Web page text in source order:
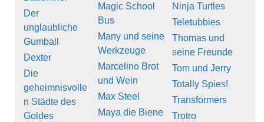
Der
unglaubliche
Gumball
Dexter
Die
geheimnisvolle
n Städte des
Goldes
Magic School
Bus
Many und seine
Werkzeuge
Marcelino Brot
und Wein
Max Steel
Maya die Biene
Ninja Turtles
Teletubbies
Thomas und
seine Freunde
Tom und Jerry
Totally Spies!
Transformers
Trotro